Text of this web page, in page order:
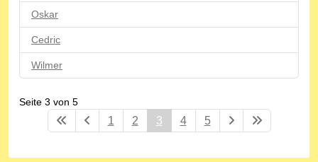
Oskar
Cedric
Wilmer
Seite 3 von 5
1 2 3 4 5